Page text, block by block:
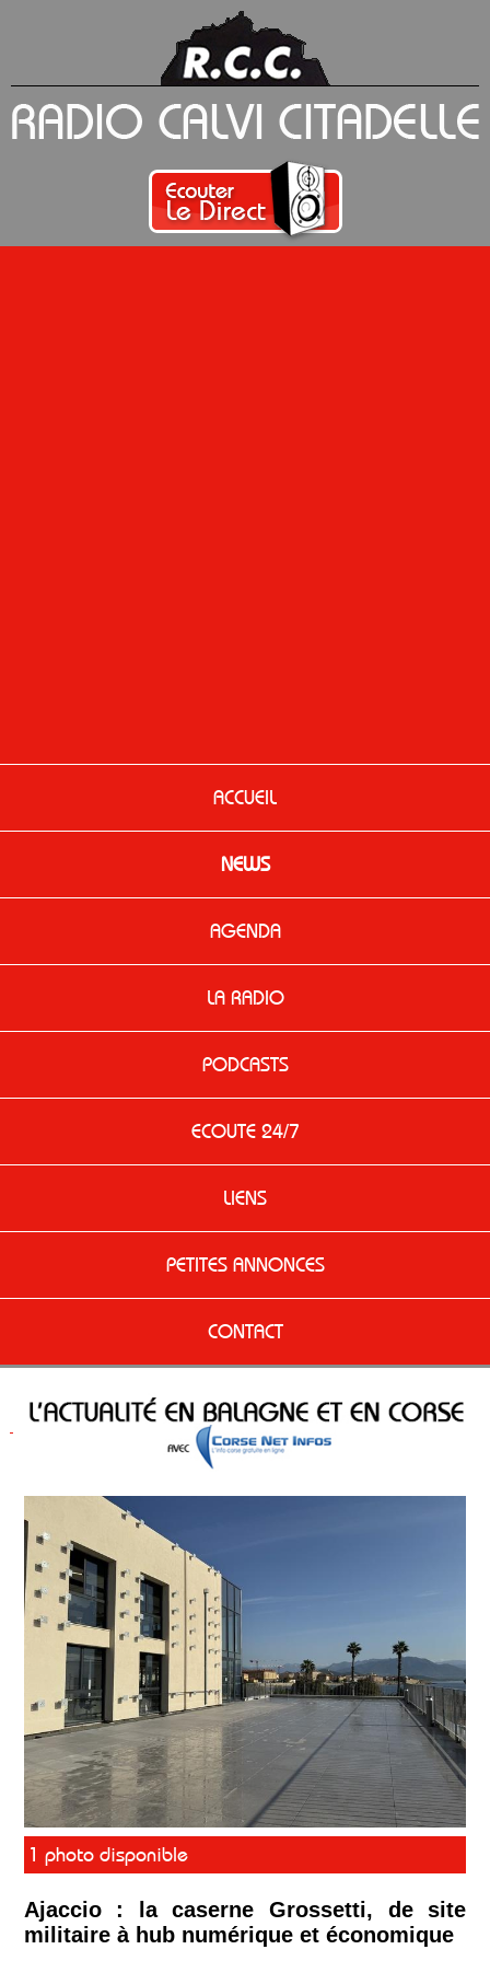
ACCUEIL
NEWS
AGENDA
LA RADIO
PODCASTS
ECOUTE 24/7
LIENS
PETITES ANNONCES
CONTACT
1 photo disponible
Ajaccio : la caserne Grossetti, de site
militaire à hub numérique et économique